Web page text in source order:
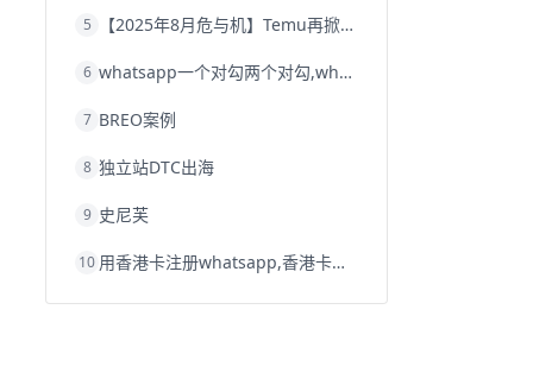
跨境电商优势跨境电商的优势seo运营
whatsapp群发
5 【2025年8月危与机】Temu再掀封店风暴，独立站才是跨境卖家的避险通道
6 whatsapp一个对勾两个对勾,whatsapp对勾代表什么意思
7 BREO案例
8 独立站DTC出海
9 史尼芙
10 用香港卡注册whatsapp,香港卡不能注册whatsapp